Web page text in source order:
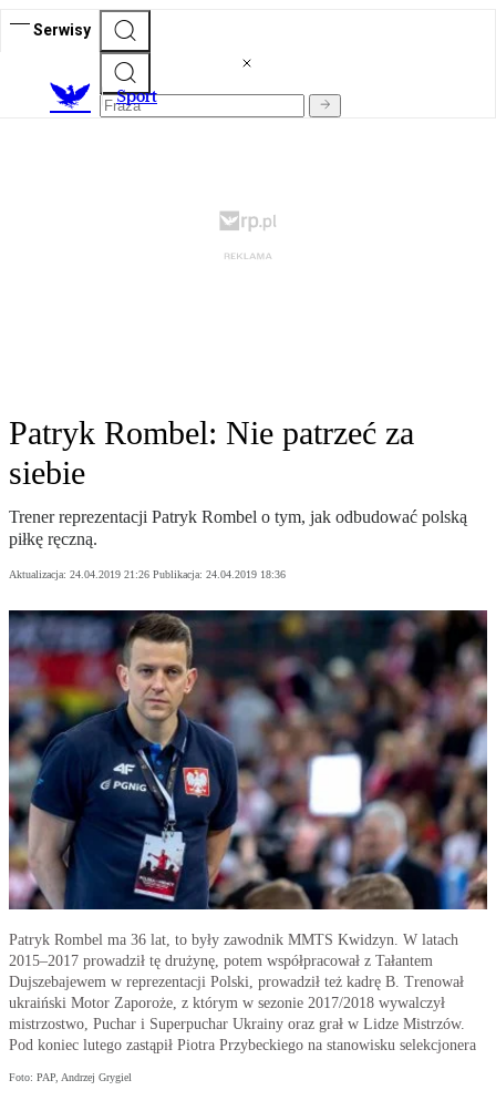
Serwisy
Sport
Patryk Rombel: Nie patrzeć za
siebie
Trener reprezentacji Patryk Rombel o tym, jak odbudować polską
piłkę ręczną.
Aktualizacja: 24.04.2019 21:26 Publikacja: 24.04.2019 18:36
Patryk Rombel ma 36 lat, to były zawodnik MMTS Kwidzyn. W latach
2015–2017 prowadził tę drużynę, potem współpracował z Tałantem
Dujszebajewem w reprezentacji Polski, prowadził też kadrę B. Trenował
ukraiński Motor Zaporoże, z którym w sezonie 2017/2018 wywalczył
mistrzostwo, Puchar i Superpuchar Ukrainy oraz grał w Lidze Mistrzów.
Pod koniec lutego zastąpił Piotra Przybeckiego na stanowisku selekcjonera
Foto: PAP, Andrzej Grygiel